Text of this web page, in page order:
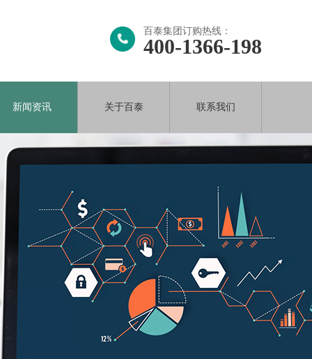
百泰集团订购热线：
400-1366-198
新闻资讯 关于百泰 联系我们